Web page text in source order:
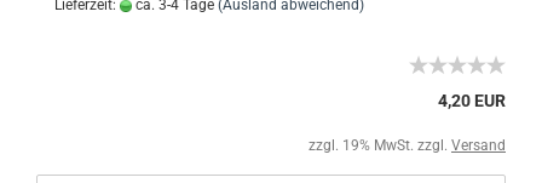
Lieferzeit: ca. 3-4 Tage (Ausland abweichend)
4,20 EUR
zzgl. 19% MwSt. zzgl. Versand